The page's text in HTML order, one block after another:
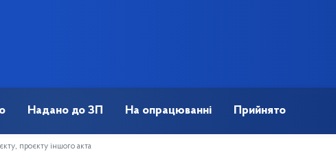
Надано до ЗП На опрацюванні Прийнято
проєкту іншого акта